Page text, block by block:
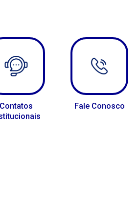
Contatos
Fale Conosco